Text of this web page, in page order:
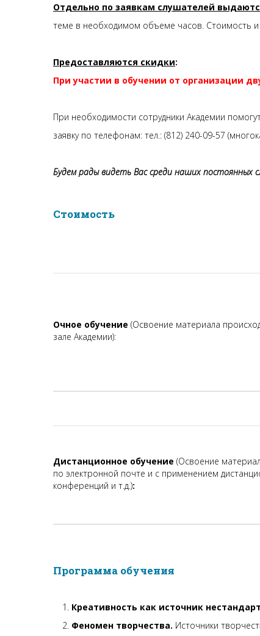
Отдельно по заявкам слушателей
теме в необходимом объеме часов. Стоимость и
Предоставляются скидки:
При участии в обучении от организации
При необходимости сотрудники Академии
заявку по телефонам: тел.: (812) 240-09-57
Будем рады видеть Вас среди наших постоянных
Стоимость
Очное обучение (Освоение материала
зале Академии):
Дистанционное обучение (Освоение
по электронной почте и с применением
конференций и т.д.):
Программа обучения
Креативность как источник
Феномен творчества. Источники